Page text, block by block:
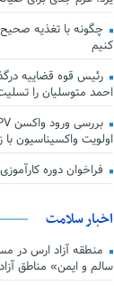
چگونه با تغذیه
کنیم
رئیس قوه قضاییه
احمد متوسلیان را
اولویت واکسیناسیون با
فراخوان دوره
اخبار سلامت
منطقه آزاد ارس
سالم و ایمن» مناطق